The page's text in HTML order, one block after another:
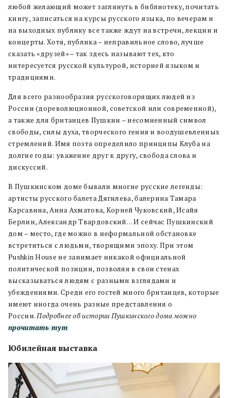
любой желающий может заглянуть в библиотеку, почитать
книгу, записаться на курсы русского языка, по вечерам и
на выходных публику все также ждут на встречи, лекции и
концерты. Хотя, публика – неправильное слово, лучше
сказать «друзей» – так здесь называют тех, кто
интересуется русской культурой, историей языком и
традициями.
Для всего разнообразия русскоговорящих людей из
России (дореволюционной, советской или современной),
а также для британцев Пушкин – несомненный символ
свободы, силы духа, творческого гения и воодушевленных
стремлений. Имя поэта определило принципы Клуба на
долгие годы: уважение друг к другу, свобода слова и
дискуссий.
В Пушкинском доме бывали многие русские легенды:
артисты русского балета Дягилева, балерина Тамара
Карсавина, Анна Ахматова, Корней Чуковский, Исайя
Берлин, Александр Твардовский… И сейчас Пушкинский
дом – место, где можно в неформальной обстановке
встретиться с людьми, творящими эпоху. При этом
Pushkin House не занимает никакой официальной
политической позиции, позволяя в свои стенах
высказываться людям с разными взглядами и
убеждениями. Среди его гостей много британцев, которые
имеют иногда очень разные представления о
России. Подробнее об истории Пушкинского дома можно
прочитать тут.
Юбилейная выставка